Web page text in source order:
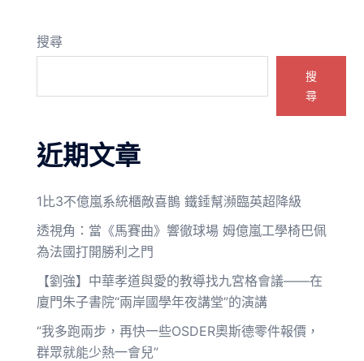
搜尋
搜
尋
近期文章
1比3不億嵐系統櫃敵喜鵲 鐵錘幫瀕臨英超降級
透視角：當《馬賽曲》響徹球場 姆億嵐工學椅巴佩
為法國打開勝利之門
【劉強】中華孝道與愛的教導找九宮格會議——在
廈門朱子書院“兩岸國學年夜講堂”的演講
“我多跑兩步，再快一些OSDER奧斯德零件報價，
群眾就能少熱一會兒”